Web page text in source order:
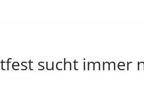
sucht immer